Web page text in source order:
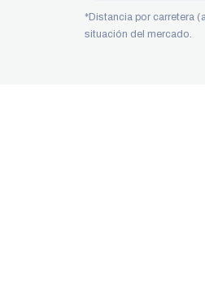
*Distancia por carretera
situación del mercado.